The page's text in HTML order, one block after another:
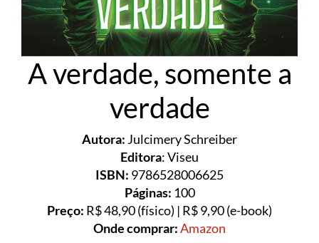
A verdade, somente a
verdade
Autora: Julcimery Schreiber
Editora: Viseu
ISBN: 9786528006625
Páginas: 100
Preço: R$ 48,90 (físico) | R$ 9,90 (e-book)
Onde comprar:Amazon